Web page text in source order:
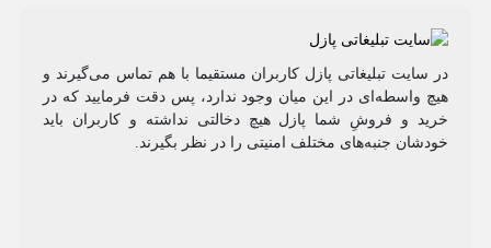
در سایت تبلیغاتی پازل کاربران مستقیما با هم تماس می‌گیرند و
هیچ واسطه‌ای در این میان وجود ندارد، پس دقت فرمایید که در
خرید و فروشِ شما پازل هیچ دخالتی نداشته و کاربران باید
خودشان جنبه‌های مختلف امنیتی را در نظر بگیرند.